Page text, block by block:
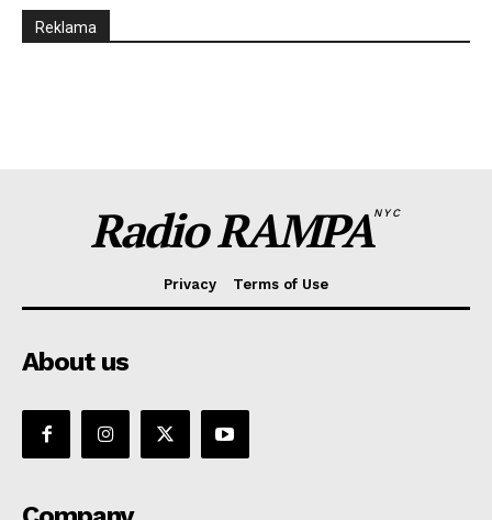
Reklama
Radio RAMPANYC
Privacy Terms of Use
About us